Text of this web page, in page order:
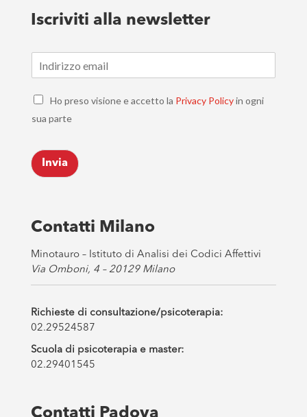
Iscriviti alla newsletter
m
C
e
k
b
s
*
Ho preso visione e accetto la Privacy Policyin ogni
sua parte
Invia
Contatti Milano
Minotauro – Istituto di Analisi dei Codici Affettivi
Via Omboni, 4 – 20129 Milano
Richieste di consultazione/psicoterapia:
02.29524587
Scuola di psicoterapia e master:
02.29401545